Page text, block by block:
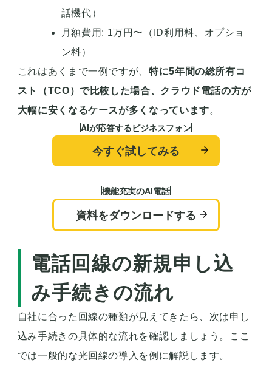
話機代）
月額費用: 1万円〜（ID利用料、オプショ
ン料）
これはあくまで一例ですが、 特に5年間の総所有コ
スト（TCO）で比較した場合、クラウド電話の方が
大幅に安くなるケースが多くなっています。
AIが応答するビジネスフォン
今すぐ試してみる
機能充実のAI電話
資料をダウンロードする
電話回線の新規申し込
み手続きの流れ
自社に合った回線の種類が見えてきたら、次は申し
込み手続きの具体的な流れを確認しましょう。ここ
では一般的な光回線の導入を例に解説します。